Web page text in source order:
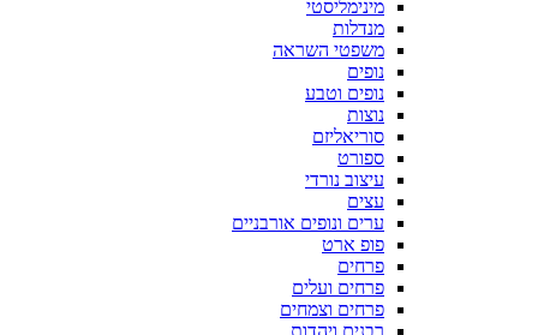
מינימליסטי
מנדלות
משפטי השראה
נופים
נופים וטבע
נוצות
סוריאליזם
ספורט
עיצוב נורדי
עצים
ערים ונופים אורבניים
פופ ארט
פרחים
פרחים ועלים
פרחים וצמחים
רבנים ויהדות